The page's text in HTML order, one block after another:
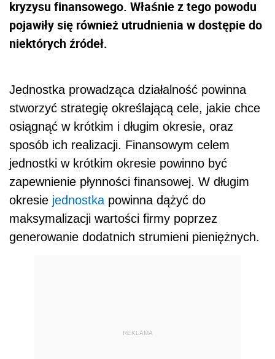
kryzysu finansowego. Właśnie z tego powodu
pojawiły się również utrudnienia w dostępie do
niektórych źródeł.
Jednostka prowadząca działalność powinna
stworzyć strategię określającą cele, jakie chce
osiągnąć w krótkim i długim okresie, oraz
sposób ich realizacji. Finansowym celem
jednostki w krótkim okresie powinno być
zapewnienie płynności finansowej. W długim
okresie jednostka powinna dążyć do
maksymalizacji wartości firmy poprzez
generowanie dodatnich strumieni pieniężnych.
REKLAMA